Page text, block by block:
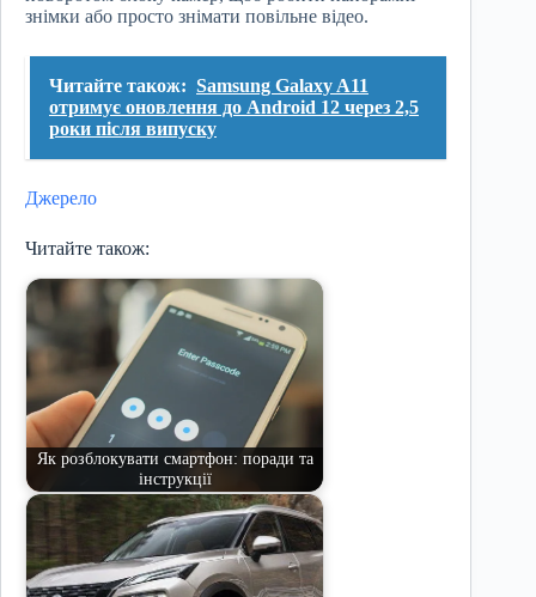
знімки або просто знімати повільне відео.
Читайте також: Samsung Galaxy A11
отримує оновлення до Android 12 через 2,5
роки після випуску
Джерело
Читайте також:
Як розблокувати смартфон: поради та
інструкції